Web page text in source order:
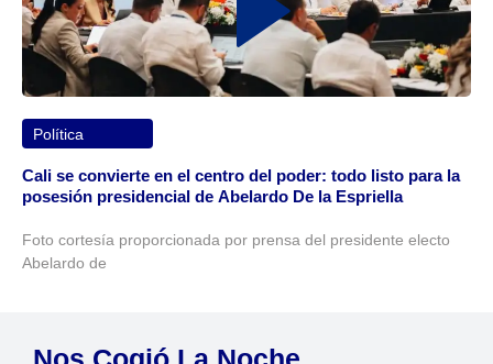
Política
Cali se convierte en el centro del poder: todo listo para la
posesión presidencial de Abelardo De la Espriella
Foto cortesía proporcionada por prensa del presidente electo
Abelardo de